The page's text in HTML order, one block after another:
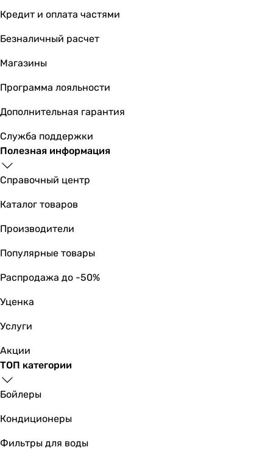
Кредит и оплата частями
Безналичный расчет
Магазины
Программа лояльности
Дополнительная гарантия
Служба поддержки
Полезная информация
Справочный центр
Каталог товаров
Производители
Популярные товары
Распродажа до -50%
Уценка
Услуги
Акции
ТОП категории
Бойлеры
Кондиционеры
Фильтры для воды